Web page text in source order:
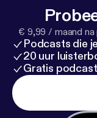
€ 9,99 / maand
Podcasts die
20 uur
Gratis